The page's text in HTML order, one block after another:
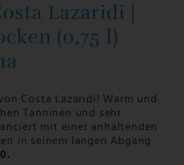
Lazaridi |
(0,75 l)
Costa Lazaridi! Warm und
Tanninen und sehr
mit einer anhaltenden
in seinem langen Abgang